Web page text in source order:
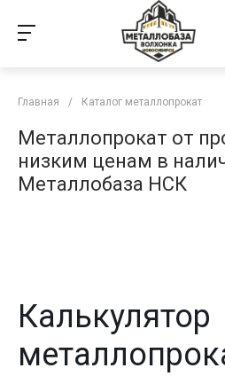
Главная / Каталог металлопрокат
Металлопрокат от
низким ценам в
Металлобаза НСК
Калькулятор